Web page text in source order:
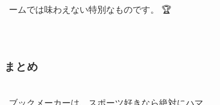
ームでは味わえない特別なものです。 🏆
まとめ